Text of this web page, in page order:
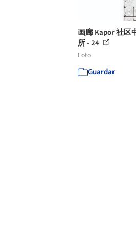
画廊 Kapor 社区
所 - 24
Foto
Guardar